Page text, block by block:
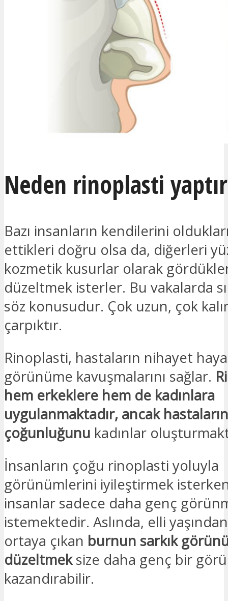
Neden rinoplasti
Bazı insanların kendilerini
ettikleri doğru olsa da, diğerleri
kozmetik kusurlar olarak
düzeltmek isterler. Bu vakalarda
söz konusudur. Çok uzun, çok
çarpıktır.
Rinoplasti, hastaların nihayet
görünüme kavuşmalarını sağlar.
hem erkeklere hem de kadınlara
uygulanmaktadır, ancak hastaların
çoğunluğunu kadınlar
İnsanların çoğu rinoplasti yoluyla
görünümlerini iyileştirmek
insanlar sadece daha genç
istemektedir. Aslında, elli
ortaya çıkan burnun sarkık
düzeltmeksize daha genç bir
kazandırabilir.